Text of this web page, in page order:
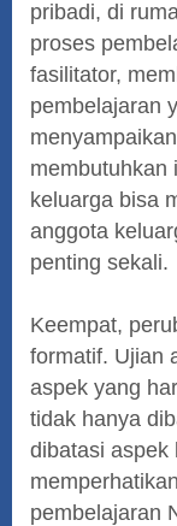
pribadi, di
proses
fasilitator,
pembelajaran
membutuhkan
keluarga bisa
anggota
penting sekali.
Keempat,
formatif. Ujian
aspek yang
tidak hanya
dibatasi aspek
pembelajaran